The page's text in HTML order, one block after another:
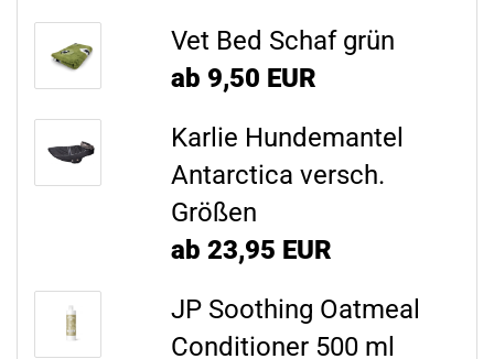
Vet Bed Schaf grün
ab 9,50 EUR
Karlie Hundemantel
Antarctica versch.
Größen
ab 23,95 EUR
JP Soothing Oatmeal
Conditioner 500 ml